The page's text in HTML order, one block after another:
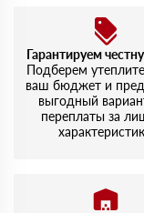
Гарантируем
Подберем
ваш бюджет и
выгодный
переплаты за